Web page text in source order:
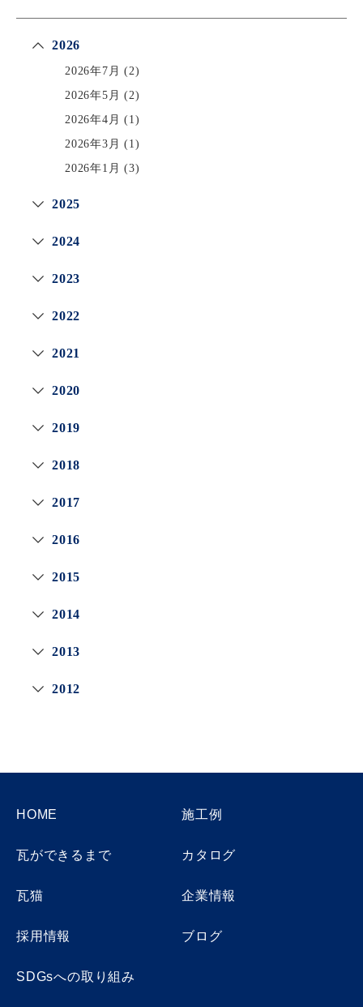
2026
2026年7月 (2)
2026年5月 (2)
2026年4月 (1)
2026年3月 (1)
2026年1月 (3)
2025
2024
2023
2022
2021
2020
2019
2018
2017
2016
2015
2014
2013
2012
HOME 施工例
瓦ができるまで カタログ
瓦猫 企業情報
採用情報 ブログ
SDGsへの取り組み